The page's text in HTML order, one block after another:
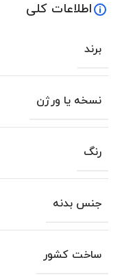
اطلاعات کلی
برند
نسخه یا ورژن
رنگ
جنس بدنه
ساخت کشور